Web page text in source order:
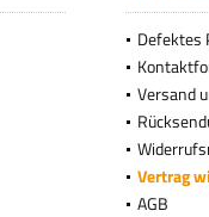
Defektes
Versand
Vertrag
AGB